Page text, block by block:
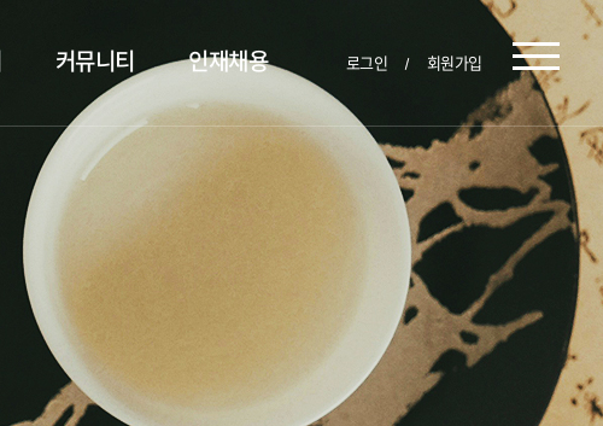
커뮤니티 인재채용 로그인 회원가입